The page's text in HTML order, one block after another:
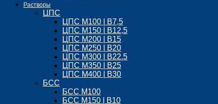
Растворы
ЦПС
ЦПС М100 | B7,5
ЦПС М150 | B12,5
ЦПС М200 | B15
ЦПС М250 | B20
ЦПС М300 | B22.5
ЦПС М350 | B25
ЦПС М400 | B30
БСС
БСС М100
БСС М150 | B10